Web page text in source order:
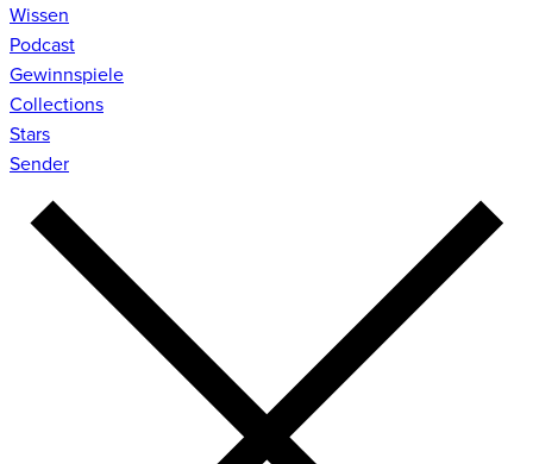
Wissen
Podcast
Gewinnspiele
Collections
Stars
Sender